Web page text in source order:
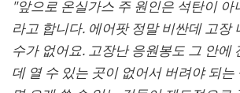
"앞으로 온실가스 주 원인은 석탄이 아
라고 합니다. 에어팟 정말 비싼데 고장
수가 없어요. 고장난 응원봉도 그 안에
데 열 수 있는 곳이 없어서 버려야 되